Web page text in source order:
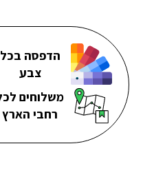
הדפסה בכל
צבע
משלוחים
רחבי הארץ